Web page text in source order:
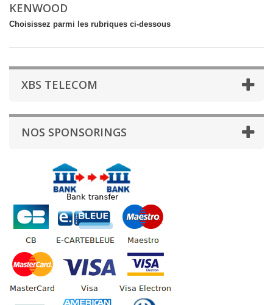
KENWOOD
Choisissez parmi les rubriques ci-dessous
XBS TELECOM
NOS SPONSORINGS